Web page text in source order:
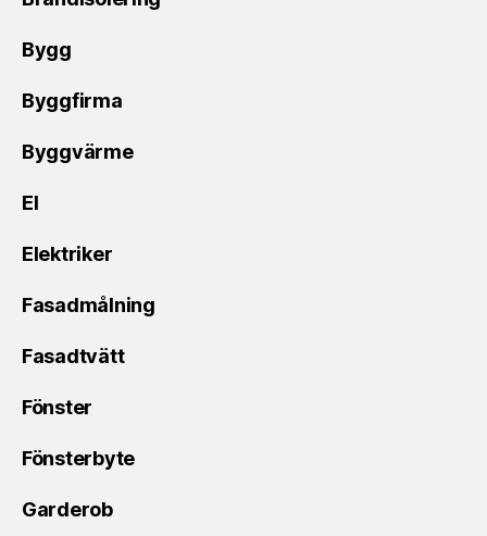
Bygg
Byggfirma
Byggvärme
El
Elektriker
Fasadmålning
Fasadtvätt
Fönster
Fönsterbyte
Garderob